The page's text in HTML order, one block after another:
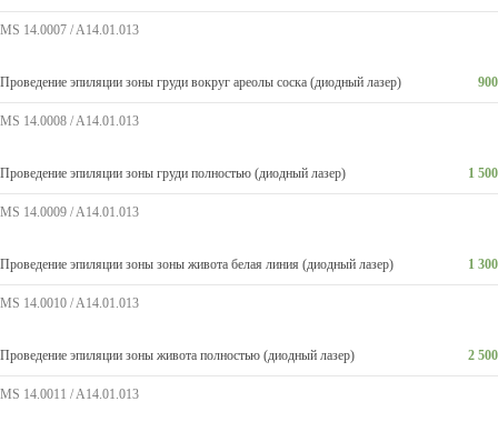
MS 14.0007 / A14.01.013
Проведение эпиляции зоны груди вокруг ареолы соска (диодный лазер) 900
MS 14.0008 / A14.01.013
Проведение эпиляции зоны груди полностью (диодный лазер) 1 500
MS 14.0009 / A14.01.013
Проведение эпиляции зоны зоны живота белая линия (диодный лазер) 1 300
MS 14.0010 / A14.01.013
Проведение эпиляции зоны живота полностью (диодный лазер) 2 500
MS 14.0011 / A14.01.013